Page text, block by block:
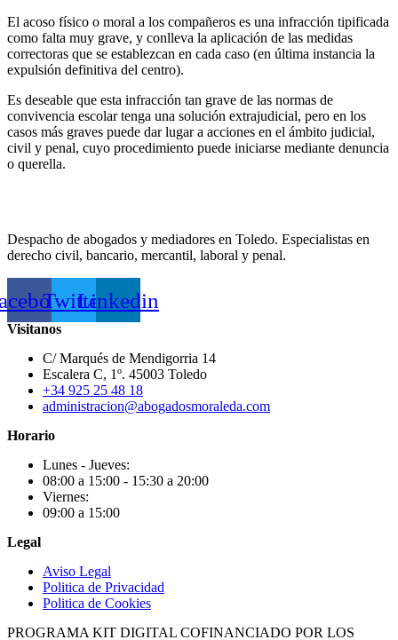
El acoso físico o moral a los compañeros es una infracción tipificada
como falta muy grave, y conlleva la aplicación de las medidas
correctoras que se establezcan en cada caso (en última instancia la
expulsión definitiva del centro).
Es deseable que esta infracción tan grave de las normas de
convivencia escolar tenga una solución extrajudicial, pero en los
casos más graves puede dar lugar a acciones en el ámbito judicial,
civil y penal, cuyo procedimiento puede iniciarse mediante denuncia
o querella.
Despacho de abogados y mediadores en Toledo. Especialistas en
derecho civil, bancario, mercantil, laboral y penal.
TwitterLinkedin
Visitanos
C/ Marqués de Mendigorria 14
Escalera C, 1º. 45003 Toledo
+34 925 25 48 18
administracion@abogadosmoraleda.com
Horario
Lunes - Jueves:
08:00 a 15:00 - 15:30 a 20:00
Viernes:
09:00 a 15:00
Legal
Aviso Legal
Politica de Privacidad
Politica de Cookies
PROGRAMA KIT DIGITAL COFINANCIADO POR LOS